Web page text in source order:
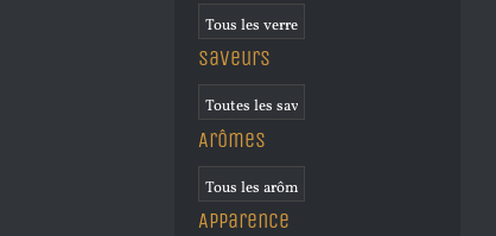
Saveurs
Arômes
Apparence